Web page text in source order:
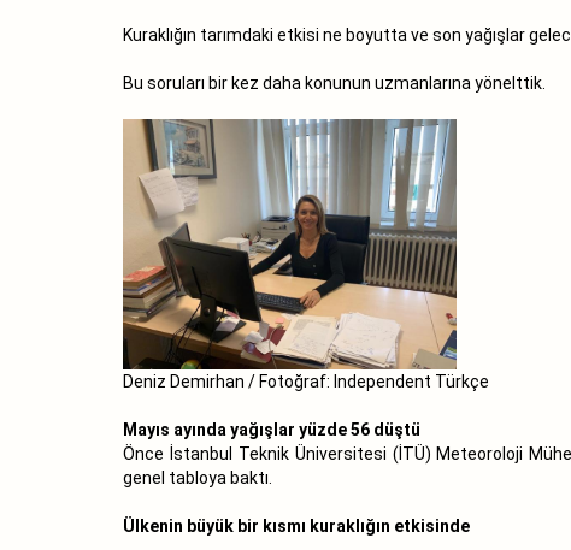
Kuraklığın tarımdaki etkisi ne boyutta ve son yağışlar
Bu soruları bir kez daha konunun uzmanlarına yönelttik.
Deniz Demirhan / Fotoğraf: Independent Türkçe
Mayıs ayında yağışlar yüzde 56 düştü
Önce İstanbul Teknik Üniversitesi (İTÜ) Meteoroloji
genel tabloya baktı.
Ülkenin büyük bir kısmı kuraklığın etkisinde